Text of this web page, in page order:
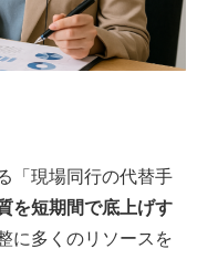
「現場同行の代替手
を短期間で底上げす
に多くのリソースを